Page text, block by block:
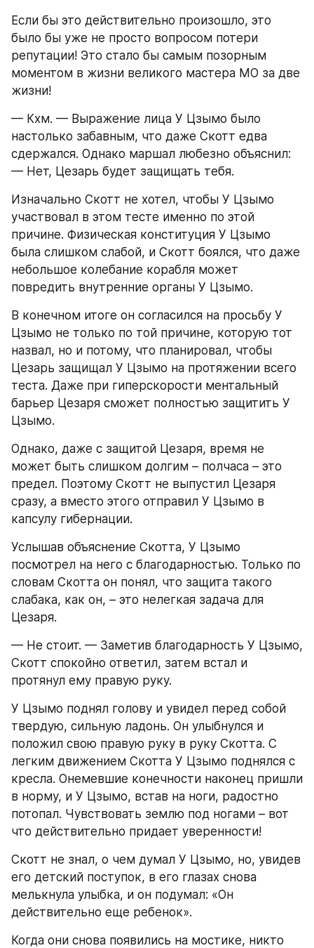
Если бы это действительно произошло, это
было бы уже не просто вопросом потери
репутации! Это стало бы самым позорным
моментом в жизни великого мастера MO за две
жизни!
— Кхм. — Выражение лица У Цзымо было
настолько забавным, что даже Скотт едва
сдержался. Однако маршал любезно объяснил:
— Нет, Цезарь будет защищать тебя.
Изначально Скотт не хотел, чтобы У Цзымо
участвовал в этом тесте именно по этой
причине. Физическая конституция У Цзымо
была слишком слабой, и Скотт боялся, что даже
небольшое колебание корабля может
повредить внутренние органы У Цзымо.
В конечном итоге он согласился на просьбу У
Цзымо не только по той причине, которую тот
назвал, но и потому, что планировал, чтобы
Цезарь защищал У Цзымо на протяжении всего
теста. Даже при гиперскорости ментальный
барьер Цезаря сможет полностью защитить У
Цзымо.
Однако, даже с защитой Цезаря, время не
может быть слишком долгим – полчаса – это
предел. Поэтому Скотт не выпустил Цезаря
сразу, а вместо этого отправил У Цзымо в
капсулу гибернации.
Услышав объяснение Скотта, У Цзымо
посмотрел на него с благодарностью. Только по
словам Скотта он понял, что защита такого
слабака, как он, – это нелегкая задача для
Цезаря.
— Не стоит. — Заметив благодарность У Цзымо,
Скотт спокойно ответил, затем встал и
протянул ему правую руку.
У Цзымо поднял голову и увидел перед собой
твердую, сильную ладонь. Он улыбнулся и
положил свою правую руку в руку Скотта. С
легким движением Скотта У Цзымо поднялся с
кресла. Онемевшие конечности наконец пришли
в норму, и У Цзымо, встав на ноги, радостно
потопал. Чувствовать землю под ногами – вот
что действительно придает уверенности!
Скотт не знал, о чем думал У Цзымо, но, увидев
его детский поступок, в его глазах снова
мелькнула улыбка, и он подумал: «Он
действительно еще ребенок».
Когда они снова появились на мостике, никто